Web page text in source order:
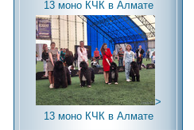
13 моно КЧК в Алмате
>
13 моно КЧК в Алмате